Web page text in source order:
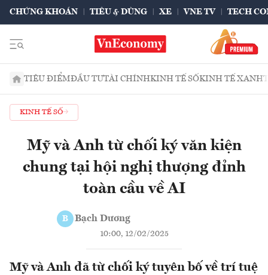
CHỨNG KHOÁN TIÊU & DÙNG XE VNE TV TECH
TIÊU ĐIỂMĐẦU TƯTÀI CHÍNHKINH TẾ SỐKINH TẾ XANH
KINH TẾ SỐ
Mỹ và Anh từ chối ký văn kiện
chung tại hội nghị thượng đỉnh
toàn cầu về AI
B Bạch Dương
10:00, 12/02/2025
Mỹ và Anh đã từ chối ký tuyên bố về trí tuệ